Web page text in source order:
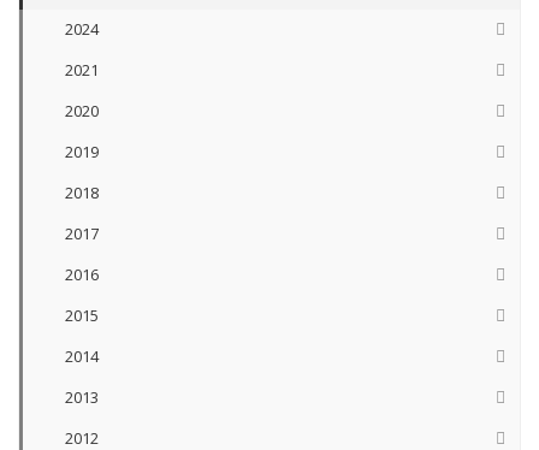
2024
2021
2020
2019
2018
2017
2016
2015
2014
2013
2012